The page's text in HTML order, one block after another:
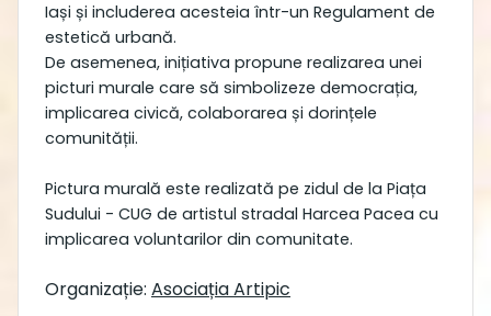
Iași și includerea acesteia într-un Regulament de
estetică urbană.
De asemenea, inițiativa propune realizarea unei
picturi murale care să simbolizeze democrația,
implicarea civică, colaborarea și dorințele
comunității.
Pictura murală este realizată pe zidul de la Piața
Sudului - CUG de artistul stradal Harcea Pacea cu
implicarea voluntarilor din comunitate.
Organizație: Asociația Artipic